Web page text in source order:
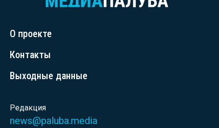
О проекте
Контакты
Выходные данные
Редакция
news@paluba.media